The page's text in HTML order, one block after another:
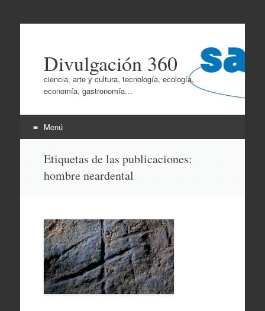
Divulgación 360
ciencia, arte y cultura, tecnología, ecología,
economía, gastronomía…
Menú
contenido
Etiquetas de las publicaciones:
hombre neardental